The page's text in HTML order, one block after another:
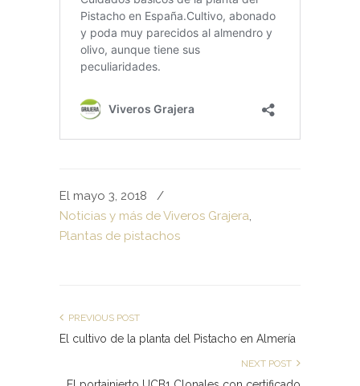
El mayo 3, 2018
/
Noticias y más de Viveros Grajera,
Plantas de pistachos
PREVIOUS POST
El cultivo de la planta del Pistacho en Almería
NEXT POST